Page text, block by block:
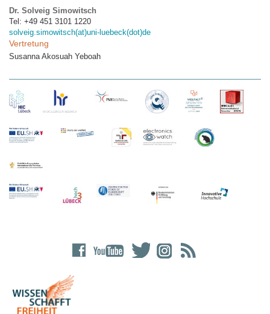
Dr. Solveig Simowitsch
Tel: +49 451 3101 1220
solveig.simowitsch(at)uni-luebeck(dot)de
Vertretung
Susanna Akosuah Yeboah